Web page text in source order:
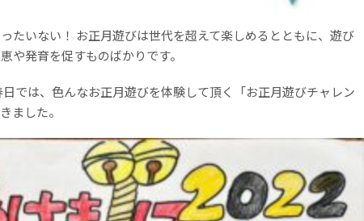
たいない！ お正月遊びは世代を超えて楽しめるとともに、遊び
や発育を促すものばかりです。
日では、色んなお正月遊びを体験して頂く「お正月遊びチャレン
ました。